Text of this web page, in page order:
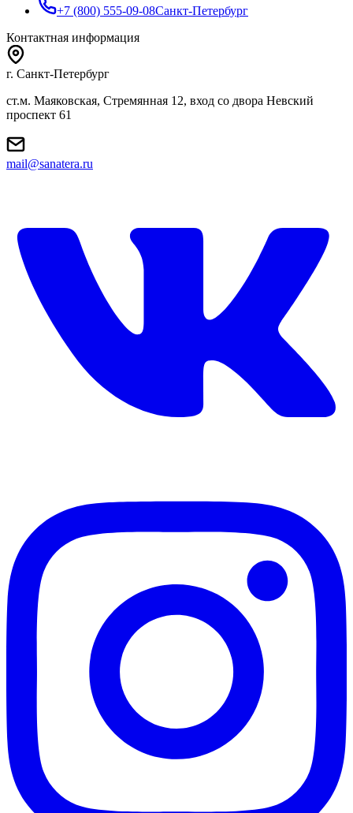
+7 (800) 555-09-08Санкт-Петербург
Контактная информация
г. Санкт-Петербург
ст.м. Маяковская, Стремянная 12, вход со двора Невский
проспект 61
mail@sanatera.ru